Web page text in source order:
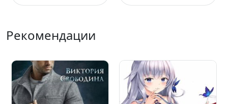
Рекомендации